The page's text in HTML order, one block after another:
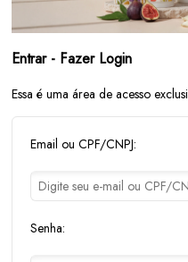
Entrar - Fazer Login
Essa é uma área de acesso
Email ou CPF/CNPJ:
Senha: